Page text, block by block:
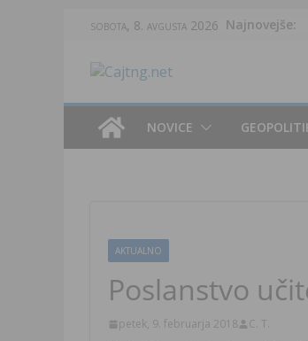
sobota, 8. avgusta 2026 Najnovejše:
NOVICE
AKTUALNO
Poslanstvo
petek, 9. februarja 2018 C. T.